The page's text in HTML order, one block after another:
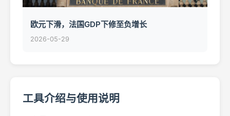
欧元下滑，法国GDP下修至负增长
2026-05-29
工具介绍与使用说明